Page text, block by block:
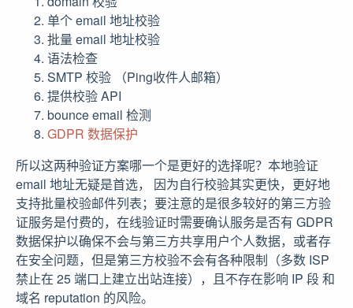
单个 email 地址校验
批量 email 地址校验
语法检查
SMTP 校验 （Ping收件人邮箱）
提供校验 API
bounce email 检测
GDPR 数据保护
所以这两种验证方案哪一个是更好的选择呢？本地验证
email 地址无疑是首选， 因为自行校验其实更快，更好地
支持批量校验邮件列表；要注意的是很多较好的第三方验
证服务是付费的，在线验证时需要确认服务是否有 GDPR
数据保护以确保不会与第三方共享用户个人数据，或者存
在安全问题，但是第三方校验不会有各种限制（多数 ISP
禁止在 25 端口上建立出站连接），且不存在影响 IP 段 和
域名 reputation 的风险。